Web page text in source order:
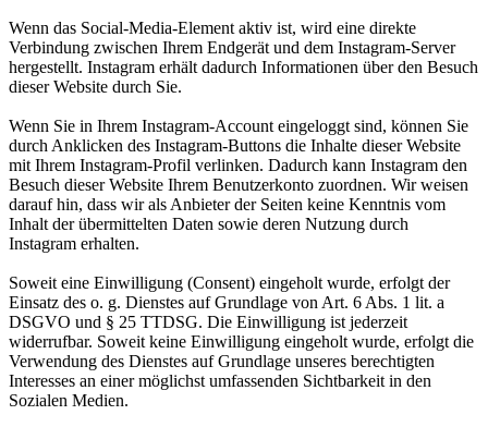
Wenn das Social-Media-Element aktiv ist, wird eine direkte
Verbindung zwischen Ihrem Endgerät und dem Instagram-Server
hergestellt. Instagram erhält dadurch Informationen über den Besuch
dieser Website durch Sie.
Wenn Sie in Ihrem Instagram-Account eingeloggt sind, können Sie
durch Anklicken des Instagram-Buttons die Inhalte dieser Website
mit Ihrem Instagram-Profil verlinken. Dadurch kann Instagram den
Besuch dieser Website Ihrem Benutzerkonto zuordnen. Wir weisen
darauf hin, dass wir als Anbieter der Seiten keine Kenntnis vom
Inhalt der übermittelten Daten sowie deren Nutzung durch
Instagram erhalten.
Soweit eine Einwilligung (Consent) eingeholt wurde, erfolgt der
Einsatz des o. g. Dienstes auf Grundlage von Art. 6 Abs. 1 lit. a
DSGVO und § 25 TTDSG. Die Einwilligung ist jederzeit
widerrufbar. Soweit keine Einwilligung eingeholt wurde, erfolgt die
Verwendung des Dienstes auf Grundlage unseres berechtigten
Interesses an einer möglichst umfassenden Sichtbarkeit in den
Sozialen Medien.